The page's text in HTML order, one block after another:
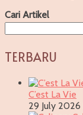
Cari Artikel
TERBARU
C’est La Vie
29 July 2026